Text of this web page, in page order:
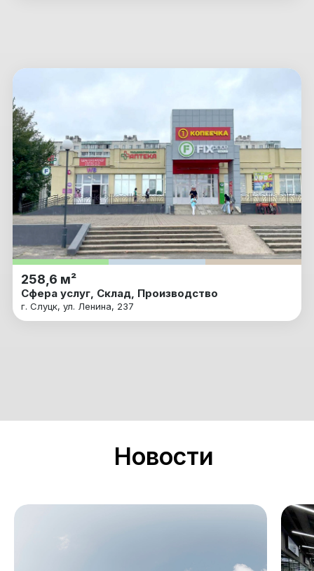
258,6 м²
Сфера услуг, Склад, Производство
г. Слуцк, ул. Ленина, 237
Новости